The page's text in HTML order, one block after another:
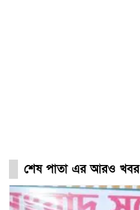
শেষ পাতা এর আরও খবর